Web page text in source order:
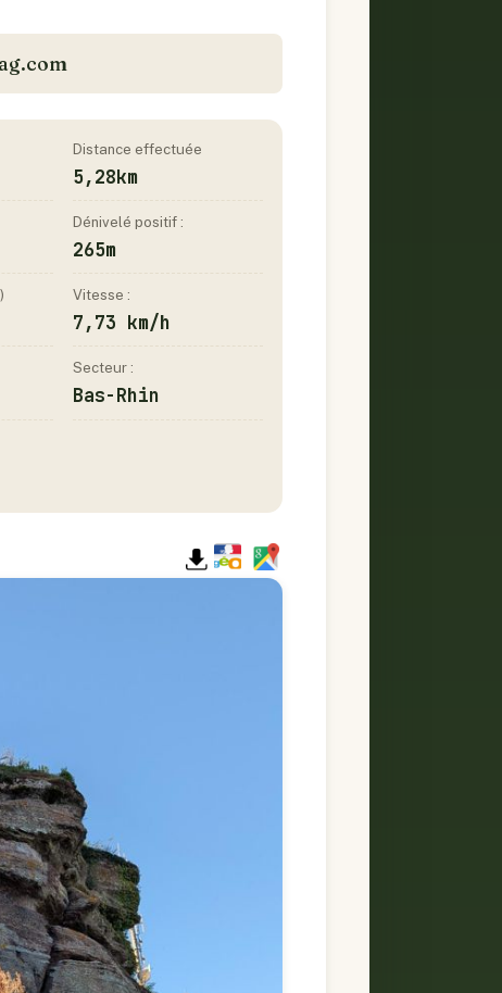
Distance effectuée
5,28km
Dénivelé positif :
265m
Vitesse :
7,73 km/h
Secteur :
Bas-Rhin